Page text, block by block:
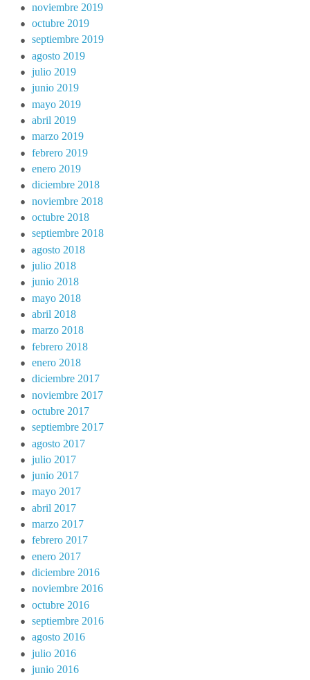
noviembre 2019
octubre 2019
septiembre 2019
agosto 2019
julio 2019
junio 2019
mayo 2019
abril 2019
marzo 2019
febrero 2019
enero 2019
diciembre 2018
noviembre 2018
octubre 2018
septiembre 2018
agosto 2018
julio 2018
junio 2018
mayo 2018
abril 2018
marzo 2018
febrero 2018
enero 2018
diciembre 2017
noviembre 2017
octubre 2017
septiembre 2017
agosto 2017
julio 2017
junio 2017
mayo 2017
abril 2017
marzo 2017
febrero 2017
enero 2017
diciembre 2016
noviembre 2016
octubre 2016
septiembre 2016
agosto 2016
julio 2016
junio 2016